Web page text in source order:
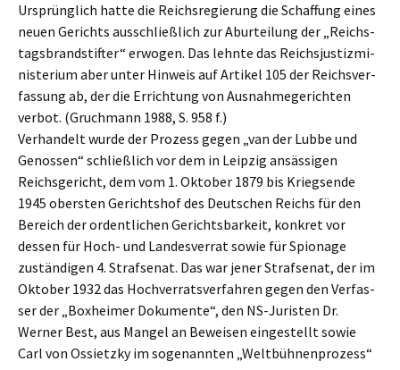
Ursprüng­lich hatte die Reichs­re­gie­rung die Schaf­fung eines
neuen Gerichts ausschließ­lich zur Aburtei­lung der „Reichs­
tags­brand­stif­ter“ erwogen. Das lehnte das Reichs­jus­tiz­mi­
nis­te­ri­um aber unter Hinweis auf Artikel 105 der Reichs­ver­
fas­sung ab, der die Errich­tung von Ausnah­me­ge­rich­ten
verbot. (Gruch­mann 1988, S. 958 f.)
Verhan­delt wurde der Prozess gegen „van der Lubbe und
Genos­sen“ schließ­lich vor dem in Leipzig ansäs­si­gen
Reichs­ge­richt, dem vom 1. Oktober 1879 bis Kriegs­en­de
1945 obers­ten Gerichts­hof des Deutschen Reichs für den
Bereich der ordent­li­chen Gerichts­bar­keit, konkret vor
dessen für Hoch- und Landes­ver­rat sowie für Spiona­ge
zustän­di­gen 4. Straf­se­nat. Das war jener Straf­se­nat, der im
Oktober 1932 das Hochver­rats­ver­fah­ren gegen den Verfas­
ser der „Boxhei­mer Dokumen­te“, den NS-Juris­ten Dr.
Werner Best, aus Mangel an Bewei­sen einge­stellt sowie
Carl von Ossietz­ky im sogenann­ten „Weltbüh­nen­pro­zess“